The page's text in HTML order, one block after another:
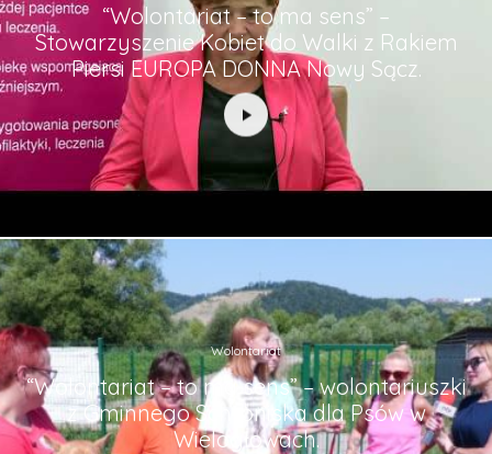
“Wolontariat – to ma sens” –
Stowarzyszenie Kobiet do Walki z Rakiem
Piersi EUROPA DONNA Nowy Sącz.
Wolontariat
“Wolontariat – to ma sens” – wolontariuszki
z Gminnego Schroniska dla Psów w
Wielogłowach.